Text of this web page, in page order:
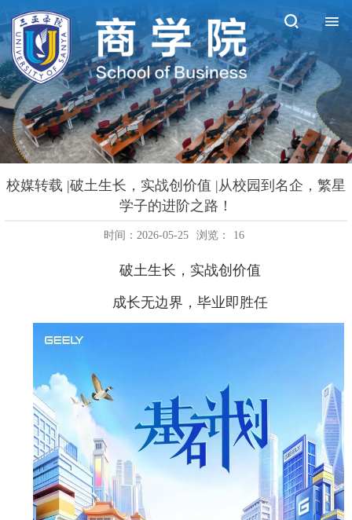
校媒转载 |破土生长，实战创价值 |从校园到名企，繁星
学子的进阶之路！
时间：2026-05-25 浏览： 16
破土生长，实战创价值
成长无边界，毕业即胜任